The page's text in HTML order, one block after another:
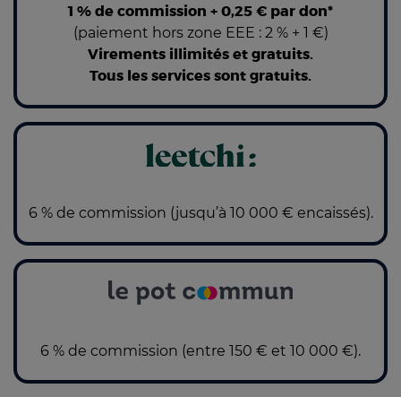
1 % de commission + 0,25 € par don*
(paiement hors zone EEE : 2 % + 1 €)
Virements illimités et gratuits.
Tous les services sont gratuits.
6 % de commission (jusqu’à 10 000 € encaissés).
6 % de commission (entre 150 € et 10 000 €).